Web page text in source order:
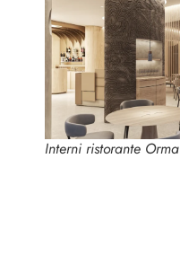
Interni ristorante Orma